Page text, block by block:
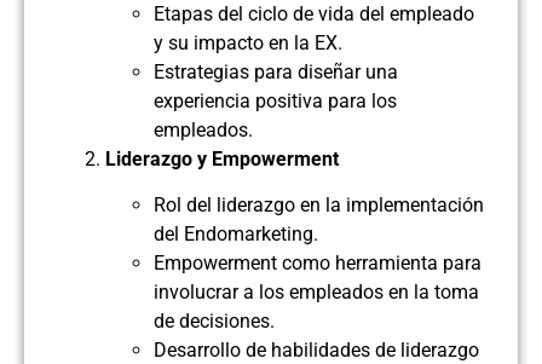
Etapas del ciclo de vida del empleado
y su impacto en la EX.
Estrategias para diseñar una
experiencia positiva para los
empleados.
Liderazgo y Empowerment
Rol del liderazgo en la implementación
del Endomarketing.
Empowerment como herramienta para
involucrar a los empleados en la toma
de decisiones.
Desarrollo de habilidades de liderazgo